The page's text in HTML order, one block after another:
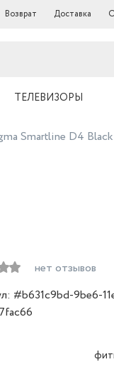
Возврат Доставка
ТЕЛЕВИЗОРЫ
Smartline D4 Black
нет отзывов
#b631c9bd-9be6-